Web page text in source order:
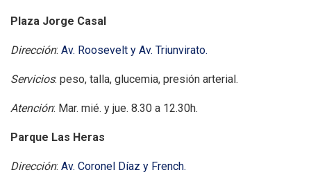
Plaza Jorge Casal
Dirección: Av. Roosevelt y Av. Triunvirato.
Servicios: peso, talla, glucemia, presión arterial.
Atención: Mar. mié. y jue. 8.30 a 12.30h.
Parque Las Heras
Dirección: Av. Coronel Díaz y French.